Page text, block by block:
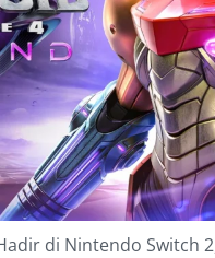
di Nintendo Switch